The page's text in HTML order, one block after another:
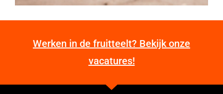
Werken in de fruitteelt? Bekijk onze
vacatures!